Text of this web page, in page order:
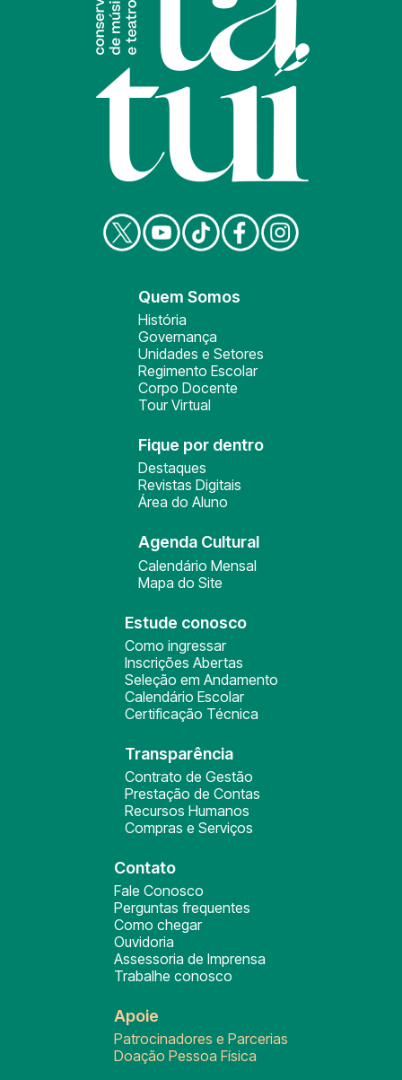
Quem Somos
História
Governança
Unidades e Setores
Regimento Escolar
Corpo Docente
Tour Virtual
Fique por dentro
Destaques
Revistas Digitais
Área do Aluno
Agenda Cultural
Calendário Mensal
Mapa do Site
Estude conosco
Como ingressar
Inscrições Abertas
Seleção em Andamento
Calendário Escolar
Certificação Técnica
Transparência
Contrato de Gestão
Prestação de Contas
Recursos Humanos
Compras e Serviços
Contato
Fale Conosco
Perguntas frequentes
Como chegar
Ouvidoria
Assessoria de Imprensa
Trabalhe conosco
Apoie
Patrocinadores e Parcerias
Doação Pessoa Física